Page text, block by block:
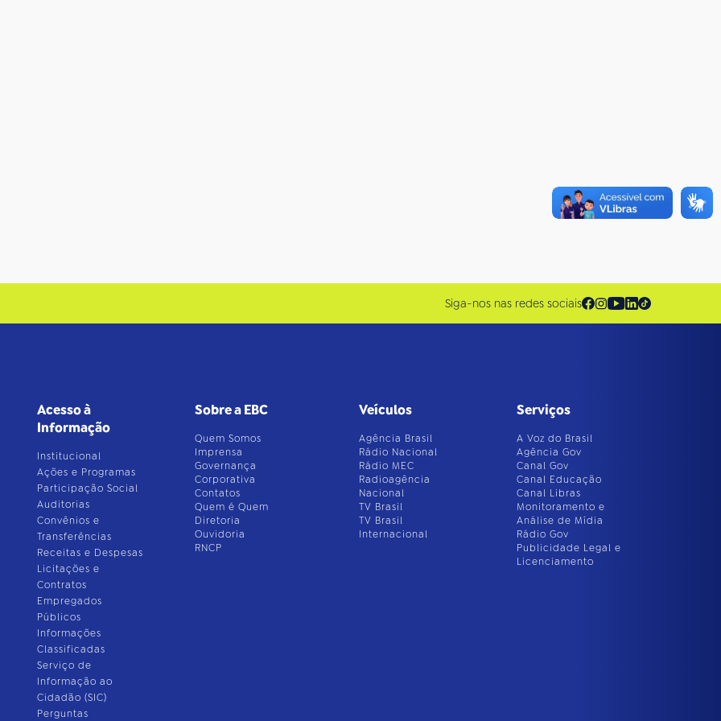
Siga-nos nas redes sociais
Acesso à
Informação
Institucional
Ações e Programas
Participação Social
Auditorias
Convênios e
Transferências
Receitas e Despesas
Licitações e
Contratos
Empregados
Públicos
Informações
Classificadas
Serviço de
Informação ao
Cidadão (SIC)
Perguntas
Sobre a EBC
Quem Somos
Imprensa
Governança
Corporativa
Contatos
Quem é Quem
Diretoria
Ouvidoria
RNCP
Veículos
Agência Brasil
Rádio Nacional
Rádio MEC
Radioagência
Nacional
TV Brasil
TV Brasil
Internacional
Serviços
A Voz do Brasil
Agência Gov
Canal Gov
Canal Educação
Canal Libras
Monitoramento e
Análise de Mídia
Rádio Gov
Publicidade Legal e
Licenciamento